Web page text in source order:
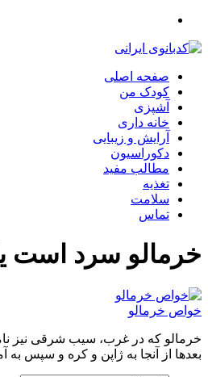
صفحه اصلی
کودک من
آشپزی
خانه داری
آرایش و زیبایی
دکوراسیون
مطالب مفید
تغذیه
سلامت
تماس
خرمالو سرد است
خواص خرمالو
خرمالو که در غرب، سیب شرقی نیز
بعدها از آنجا به ژاپن و کره و سپس